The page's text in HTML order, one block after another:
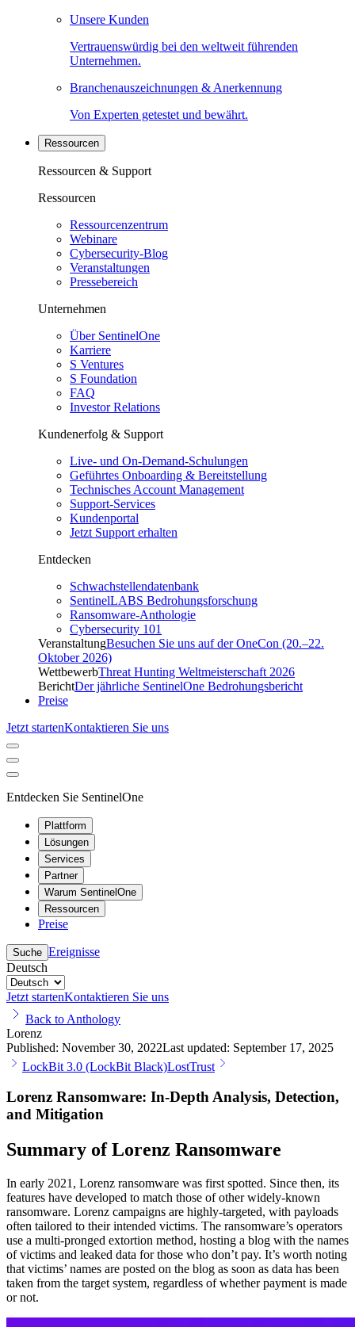
Unsere Kunden
Vertrauenswürdig bei den weltweit führenden
Unternehmen.
Branchenauszeichnungen & Anerkennung
Von Experten getestet und bewährt.
Ressourcen
Ressourcen & Support
Ressourcen
Ressourcenzentrum
Webinare
Cybersecurity-Blog
Veranstaltungen
Pressebereich
Unternehmen
Über SentinelOne
Karriere
S Ventures
S Foundation
FAQ
Investor Relations
Kundenerfolg & Support
Live- und On-Demand-Schulungen
Geführtes Onboarding & Bereitstellung
Technisches Account Management
Support-Services
Kundenportal
Jetzt Support erhalten
Entdecken
Schwachstellendatenbank
SentinelLABS Bedrohungsforschung
Ransomware-Anthologie
Cybersecurity 101
VeranstaltungBesuchen Sie uns auf der OneCon (20.–22.
Oktober 2026)
WettbewerbThreat Hunting Weltmeisterschaft 2026
BerichtDer jährliche SentinelOne Bedrohungsbericht
Preise
Jetzt startenKontaktieren Sie uns
Entdecken Sie SentinelOne
Plattform
Lösungen
Services
Partner
Warum SentinelOne
Ressourcen
Preise
Suche Ereignisse
Deutsch
Jetzt startenKontaktieren Sie uns
Back to Anthology
Lorenz
Published: November 30, 2022Last updated: September 17, 2025
LockBit 3.0 (LockBit Black)LostTrust
Lorenz Ransomware: In-Depth Analysis, Detection,
and Mitigation
Summary of Lorenz Ransomware
In early 2021, Lorenz ransomware was first spotted. Since then, its
features have developed to match those of other widely-known
ransomware. Lorenz campaigns are highly-targeted, with payloads
often tailored to their intended victims. The ransomware’s operators
use a multi-pronged extortion method, hosting a blog with the names
of victims and leaked data for those who don’t pay. It’s worth noting
that victims’ names are posted on the blog as soon as data has been
taken from the target system, regardless of whether payment is made
or not.